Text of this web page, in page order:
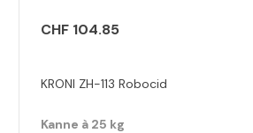
CHF 104.85
KRONI ZH-113 Robocid
Kanne à 25 kg